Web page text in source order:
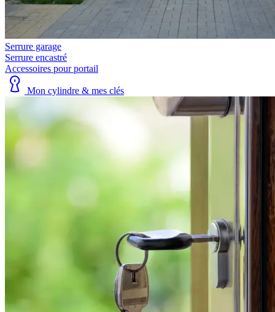
Serrure garage
Serrure encastré
Accessoires pour portail
Mon cylindre & mes clés